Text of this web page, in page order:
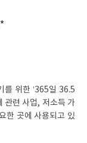
를 위한 ‘365일 36.5
관련 사업, 저소득 가
한 곳에 사용되고 있